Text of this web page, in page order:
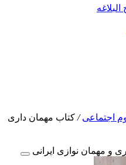
اجتماعی/ کتاب مهمان داری
و مهمان نوازی ایرانی